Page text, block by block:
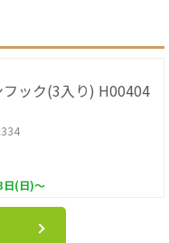
ック(3入り) H00404
日(日)～